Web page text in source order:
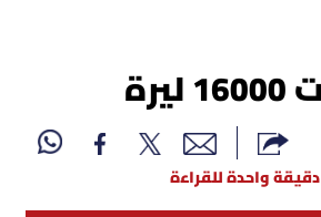
دقيقة واحدة للقراءة